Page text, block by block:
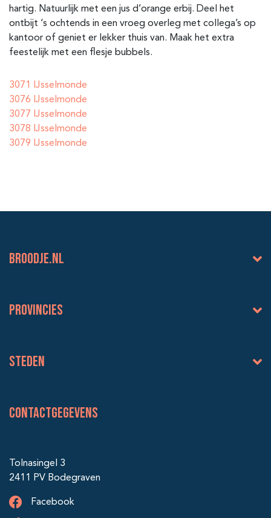
hartig. Natuurlijk met een jus d’orange erbij. Deel het
ontbijt ‘s ochtends in een vroeg overleg met collega’s op
kantoor of geniet er lekker thuis van. Maak het extra
feestelijk met een flesje bubbels.
3071 IJsselmonde
3076 IJsselmonde
3077 IJsselmonde
3078 IJsselmonde
3079 IJsselmonde
BROODJE.NL
Provincies
Steden
Contactgegevens
Tolnasingel 3
2411 PV Bodegraven
Facebook